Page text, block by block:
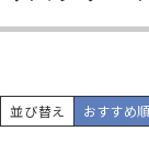
封筒をサイズ
長3封筒
並び替え おすすめ順